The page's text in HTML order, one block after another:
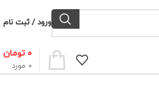
ورود / ثبت نام
0 مورد
۰ تومان